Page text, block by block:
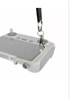
, vous pourriez
, elle offre un
passer de
vol avec le DJI